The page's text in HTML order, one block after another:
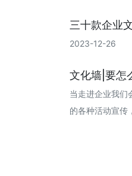
三十款企业
2023-12-26
文化墙|要怎
当走进企业我们
的各种活动宣传